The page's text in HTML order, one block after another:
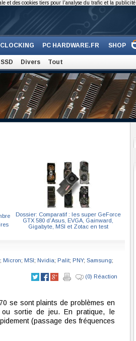
PC HARDWARE.FR SHOP
SSD Divers Tout
Dossier: Comparatif : les super GeForce
GTX 580 d'Asus, EVGA, Gainward,
Gigabyte, MSI et Zotac en test
; Micron; MSI; Nvidia; Palit; PNY; Samsung;
(0) Réaction
se sont plaints de problèmes en
ou sortie de jeu. En pratique, le
(passage des fréquences
et des cookies tiers pour l'analyse du trafic et la publicité